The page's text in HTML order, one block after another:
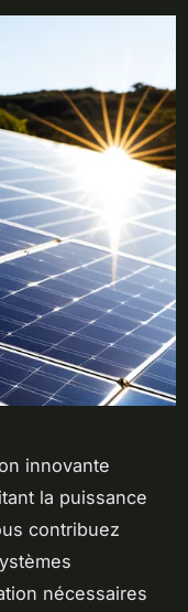
innovante
la puissance
contribuez
nécessaires